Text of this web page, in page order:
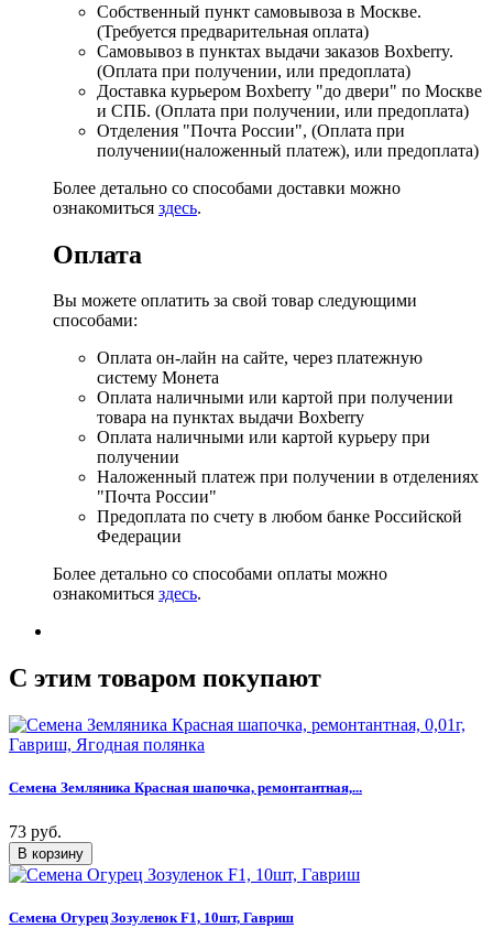
Собственный пункт самовывоза в Москве.
(Требуется предварительная оплата)
Самовывоз в пунктах выдачи заказов Boxberry.
(Оплата при получении, или предоплата)
Доставка курьером Boxberry "до двери" по Москве
и СПБ. (Оплата при получении, или предоплата)
Отделения "Почта России", (Оплата при
получении(наложенный платеж), или предоплата)
Более детально со способами доставки можно
ознакомиться здесь.
Оплата
Вы можете оплатить за свой товар следующими
способами:
Оплата он-лайн на сайте, через платежную
систему Монета
Оплата наличными или картой при получении
товара на пунктах выдачи Boxberry
Оплата наличными или картой курьеру при
получении
Наложенный платеж при получении в отделениях
"Почта России"
Предоплата по счету в любом банке Российской
Федерации
Более детально со способами оплаты можно
ознакомиться здесь.
C этим товаром покупают
Семена Земляника Красная шапочка, ремонтантная,...
73 руб.
Семена Огурец Зозуленок F1, 10шт, Гавриш